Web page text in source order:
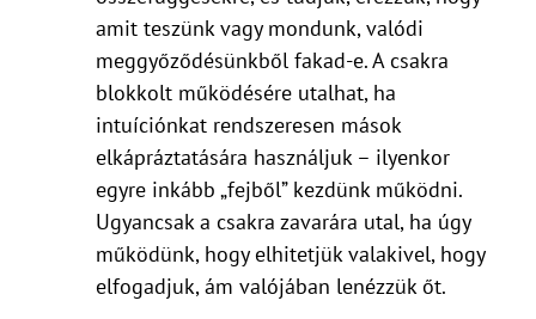
amit teszünk vagy mondunk, valódi
meggyőződésünkből fakad-e. A csakra
blokkolt működésére utalhat, ha
intuíciónkat rendszeresen mások
elkápráztatására használjuk – ilyenkor
egyre inkább „fejből” kezdünk működni.
Ugyancsak a csakra zavarára utal, ha úgy
működünk, hogy elhitetjük valakivel, hogy
elfogadjuk, ám valójában lenézzük őt.